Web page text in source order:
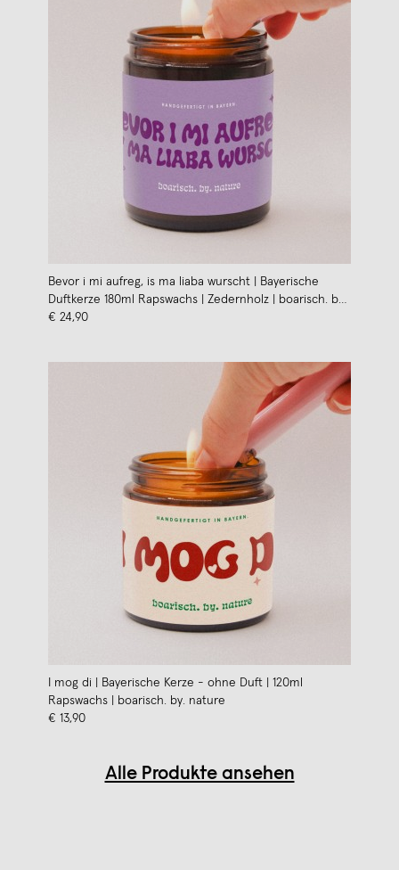
Bevor i mi aufreg, is ma liaba wurscht | Bayerische
Duftkerze 180ml Rapswachs | Zedernholz | boarisch. by.
nature
€ 24,90
I mog di | Bayerische Kerze - ohne Duft | 120ml
Rapswachs | boarisch. by. nature
€ 13,90
Alle Produkte ansehen